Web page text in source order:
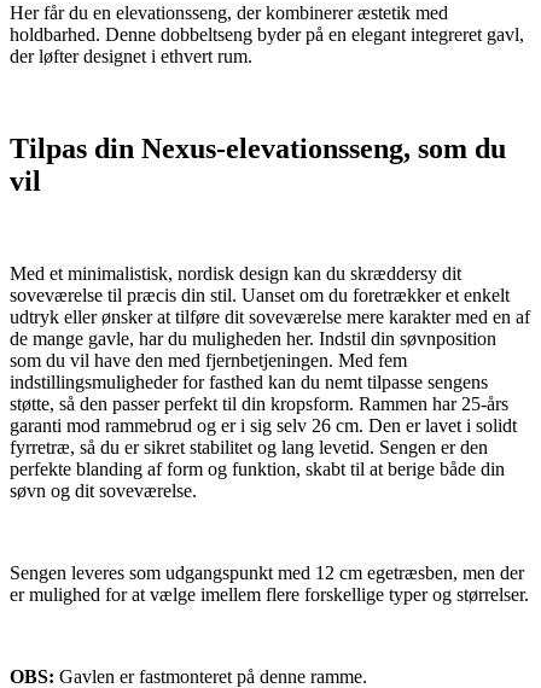
Her får du en elevationsseng, der kombinerer æstetik med
holdbarhed. Denne dobbeltseng byder på en elegant integreret gavl,
der løfter designet i ethvert rum.
Tilpas din Nexus-elevationsseng, som du
vil
Med et minimalistisk, nordisk design kan du skræddersy dit
soveværelse til præcis din stil. Uanset om du foretrækker et enkelt
udtryk eller ønsker at tilføre dit soveværelse mere karakter med en af
de mange gavle, har du muligheden her. Indstil din søvnposition
som du vil have den med fjernbetjeningen. Med fem
indstillingsmuligheder for fasthed kan du nemt tilpasse sengens
støtte, så den passer perfekt til din kropsform. Rammen har 25-års
garanti mod rammebrud og er i sig selv 26 cm. Den er lavet i solidt
fyrretræ, så du er sikret stabilitet og lang levetid. Sengen er den
perfekte blanding af form og funktion, skabt til at berige både din
søvn og dit soveværelse.
Sengen leveres som udgangspunkt med 12 cm egetræsben, men der
er mulighed for at vælge imellem flere forskellige typer og størrelser.
OBS: Gavlen er fastmonteret på denne ramme.